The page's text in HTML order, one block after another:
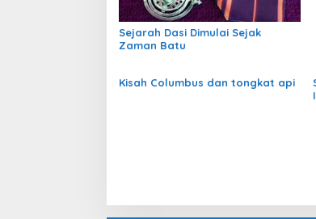
Sejarah Dasi Dimulai Sejak
Zaman Batu
Kisah Columbus dan tongkat api